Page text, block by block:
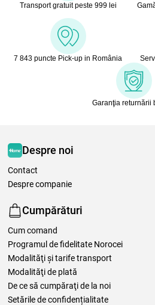
Transport gratuit peste 999 lei
7 843 puncte Pick-up in România
Garanţia returnării
Despre noi
Contact
Despre companie
Cumpărături
Cum comand
Programul de fidelitate Norocei
Modalităţi şi tarife transport
Modalităţi de plată
De ce să cumpăraţi de la noi
Setările de confidențialitate